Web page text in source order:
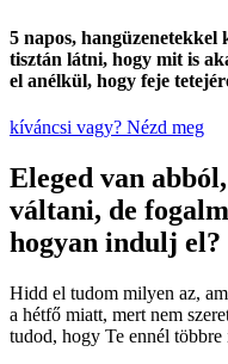
5 napos, hangüzenetekkel
tisztán látni, hogy mit is
el anélkül, hogy feje
kíváncsi vagy? Nézd meg
Eleged van
váltani, de
hogyan indulj el?
Hidd el tudom milyen az,
a hétfő miatt, mert nem
tudod, hogy Te ennél többre